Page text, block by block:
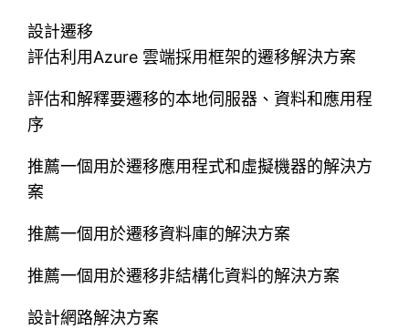
設計遷移
評估利用Azure 雲端採用框架的遷移解決方案
評估和解釋要遷移的本地伺服器、資料和應用程
序
推薦一個用於遷移應用程式和虛擬機器的解決方
案
推薦一個用於遷移資料庫的解決方案
推薦一個用於遷移非結構化資料的解決方案
設計網路解決方案